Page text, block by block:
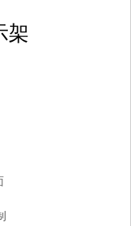
架